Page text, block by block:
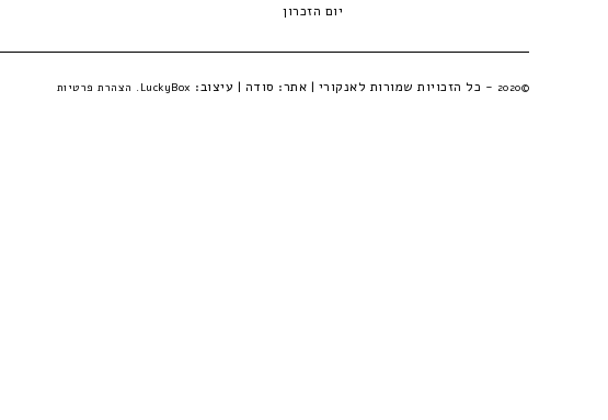
יום הזכרון
©2020 - כל הזכויות שמורות לאנקורי | אתר: סודה | עיצוב: LuckyBox. הצהרת פרטיות